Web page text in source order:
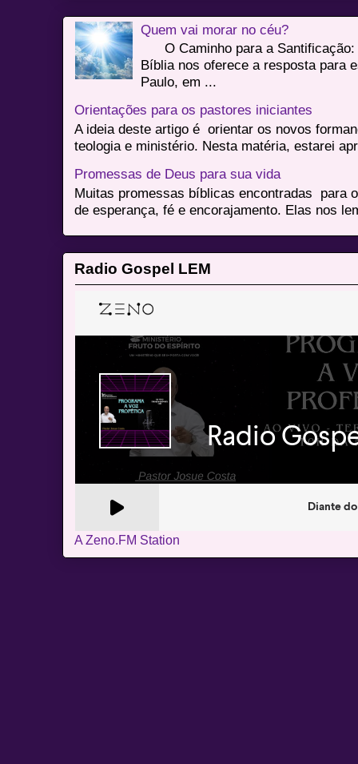
Quem vai morar no céu?
O Caminho para a Santificação:
Bíblia nos oferece a resposta para
Paulo, em ...
Orientações para os pastores iniciantes
A ideia deste artigo é orientar os novos
teologia e ministério. Nesta matéria, estarei
Promessas de Deus para sua vida
Muitas promessas bíblicas encontradas para
de esperança, fé e encorajamento. Elas nos
Radio Gospel LEM
A Zeno.FM Station